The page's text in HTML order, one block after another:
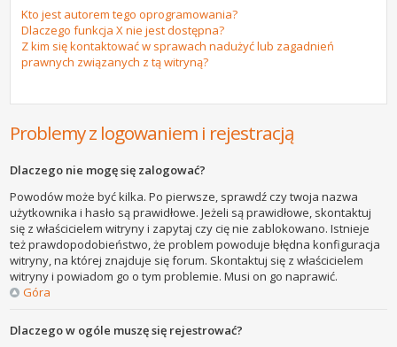
Kto jest autorem tego oprogramowania?
Dlaczego funkcja X nie jest dostępna?
Z kim się kontaktować w sprawach nadużyć lub zagadnień
prawnych związanych z tą witryną?
Problemy z logowaniem i rejestracją
Dlaczego nie mogę się zalogować?
Powodów może być kilka. Po pierwsze, sprawdź czy twoja nazwa
użytkownika i hasło są prawidłowe. Jeżeli są prawidłowe, skontaktuj
się z właścicielem witryny i zapytaj czy cię nie zablokowano. Istnieje
też prawdopodobieństwo, że problem powoduje błędna konfiguracja
witryny, na której znajduje się forum. Skontaktuj się z właścicielem
witryny i powiadom go o tym problemie. Musi on go naprawić.
Góra
Dlaczego w ogóle muszę się rejestrować?